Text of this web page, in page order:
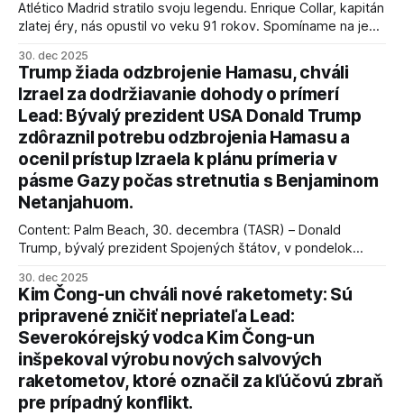
Atlético Madrid stratilo svoju legendu. Enrique Collar, kapitán
zlatej éry, nás opustil vo veku 91 rokov. Spomíname na jeho
30. dec 2025
Trump žiada odzbrojenie Hamasu, chváli
Izrael za dodržiavanie dohody o prímerí
Lead: Bývalý prezident USA Donald Trump
zdôraznil potrebu odzbrojenia Hamasu a
ocenil prístup Izraela k plánu prímeria v
pásme Gazy počas stretnutia s Benjaminom
Netanjahuom.
Content: Palm Beach, 30. decembra (TASR) – Donald
Trump, bývalý prezident Spojených štátov, v pondelok
kľúčové pre úspešné dosiahnutie prímeria v Gaze. Agentúra
AFP informuje, že Trump vyjadril presvedčenie, že Izrael plní
podmienky dohody o prí
30. dec 2025
Kim Čong-un chváli nové raketomety: Sú
pripravené zničiť nepriateľa Lead:
Severokórejský vodca Kim Čong-un
inšpekoval výrobu nových salvových
raketometov, ktoré označil za kľúčovú zbraň
pre prípadný konflikt.